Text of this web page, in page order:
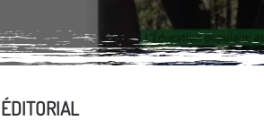
ÉDITORIAL